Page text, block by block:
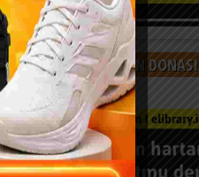
BANTU KAMI DENGAN DONASI